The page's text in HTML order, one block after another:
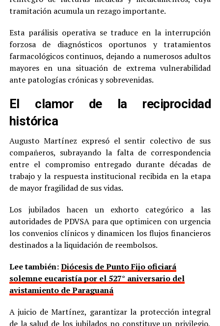
tramitación acumula un rezago importante.
Esta parálisis operativa se traduce en la interrupción
forzosa de diagnósticos oportunos y tratamientos
farmacológicos continuos, dejando a numerosos adultos
mayores en una situación de extrema vulnerabilidad
ante patologías crónicas y sobrevenidas.
El clamor de la reciprocidad
histórica
Augusto Martínez expresó el sentir colectivo de sus
compañeros, subrayando la falta de correspondencia
entre el compromiso entregado durante décadas de
trabajo y la respuesta institucional recibida en la etapa
de mayor fragilidad de sus vidas.
Los jubilados hacen un exhorto categórico a las
autoridades de PDVSA para que optimicen con urgencia
los convenios clínicos y dinamicen los flujos financieros
destinados a la liquidación de reembolsos.
Lee también:Diócesis de Punto Fijo oficiará
solemne eucaristía por el 527° aniversario del
avistamiento de Paraguaná
A juicio de Martínez, garantizar la protección integral
de la salud de los jubilados no constituye un privilegio,